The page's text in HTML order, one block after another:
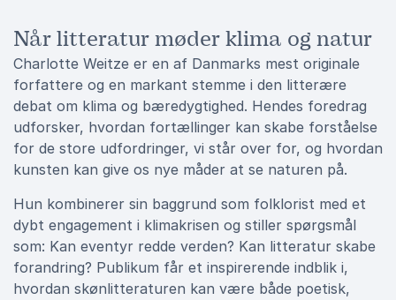
Når litteratur møder klima og natur
Charlotte Weitze er en af Danmarks mest originale
forfattere og en markant stemme i den litterære
debat om klima og bæredygtighed. Hendes foredrag
udforsker, hvordan fortællinger kan skabe forståelse
for de store udfordringer, vi står over for, og hvordan
kunsten kan give os nye måder at se naturen på.
Hun kombinerer sin baggrund som folklorist med et
dybt engagement i klimakrisen og stiller spørgsmål
som: Kan eventyr redde verden? Kan litteratur skabe
forandring? Publikum får et inspirerende indblik i,
hvordan skønlitteraturen kan være både poetisk,